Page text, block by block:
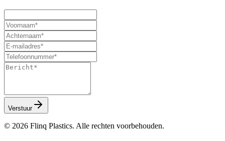
Verstuur
© 2026 Flinq Plastics. Alle rechten voorbehouden.